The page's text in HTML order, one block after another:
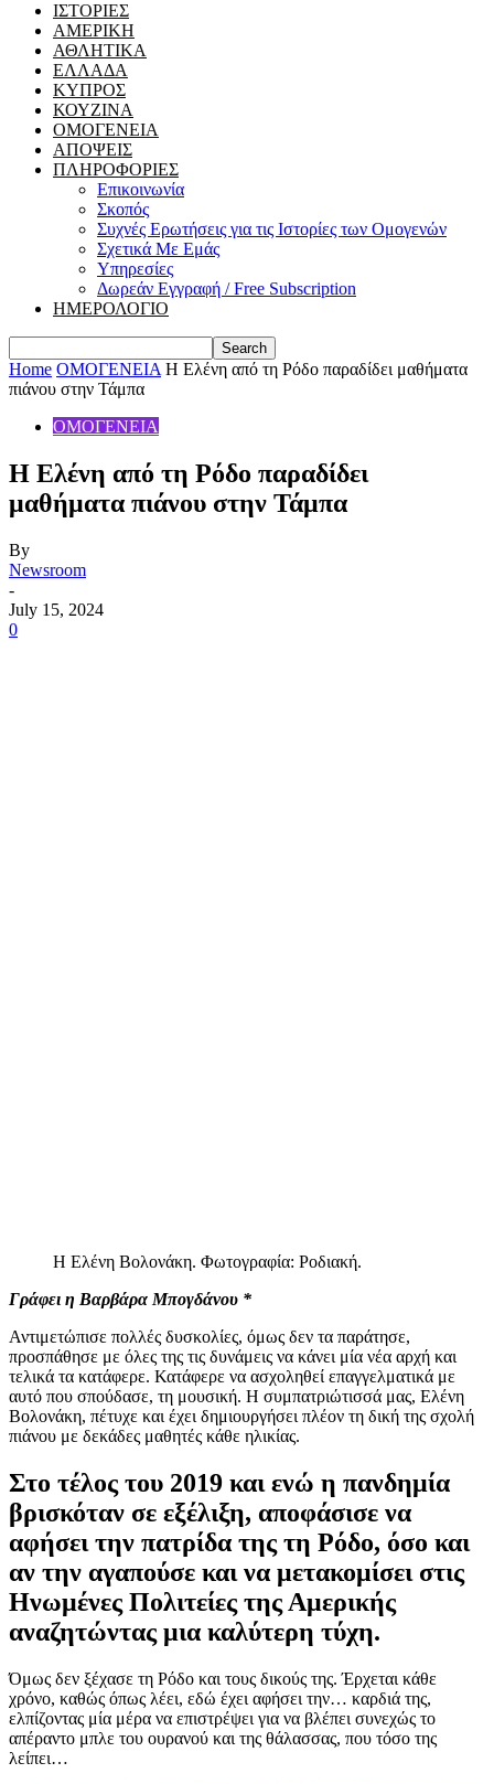
ΙΣΤΟΡΙΕΣ
ΑΜΕΡΙΚΗ
ΑΘΛΗΤΙΚΑ
ΕΛΛΑΔΑ
ΚΥΠΡΟΣ
ΚΟΥΖΙΝΑ
ΟΜΟΓΕΝΕΙΑ
ΑΠΟΨΕΙΣ
ΠΛΗΡΟΦΟΡΙΕΣ
Επικοινωνία
Σκοπός
Συχνές Ερωτήσεις για τις Ιστορίες των Ομογενών
Σχετικά Με Εμάς
Υπηρεσίες
Δωρεάν Εγγραφή / Free Subscription
ΗΜΕΡΟΛΟΓΙΟ
Home ΟΜΟΓΕΝΕΙΑ Η Ελένη από τη Ρόδο παραδίδει μαθήματα
πιάνου στην Τάμπα
ΟΜΟΓΕΝΕΙΑ
Η Ελένη από τη Ρόδο παραδίδει
μαθήματα πιάνου στην Τάμπα
By
Newsroom
-
July 15, 2024
0
Η Ελένη Βολονάκη. Φωτογραφία: Ροδιακή.
Γράφει η Βαρβάρα Μπογδάνου *
Αντιμετώπισε πολλές δυσκολίες, όμως δεν τα παράτησε,
προσπάθησε με όλες της τις δυνάμεις να κάνει μία νέα αρχή και
τελικά τα κατάφερε. Κατάφερε να ασχοληθεί επαγγελματικά με
αυτό που σπούδασε, τη μουσική. Η συμπατριώτισσά μας, Ελένη
Βολονάκη, πέτυχε και έχει δημιουργήσει πλέον τη δική της σχολή
πιάνου με δεκάδες μαθητές κάθε ηλικίας.
Στο τέλος του 2019 και ενώ η πανδημία
βρισκόταν σε εξέλιξη, αποφάσισε να
αφήσει την πατρίδα της τη Ρόδο, όσο και
αν την αγαπούσε και να μετακομίσει στις
Ηνωμένες Πολιτείες της Αμερικής
αναζητώντας μια καλύτερη τύχη.
Όμως δεν ξέχασε τη Ρόδο και τους δικούς της. Έρχεται κάθε
χρόνο, καθώς όπως λέει, εδώ έχει αφήσει την… καρδιά της,
ελπίζοντας μία μέρα να επιστρέψει για να βλέπει συνεχώς το
απέραντο μπλε του ουρανού και της θάλασσας, που τόσο της
λείπει…